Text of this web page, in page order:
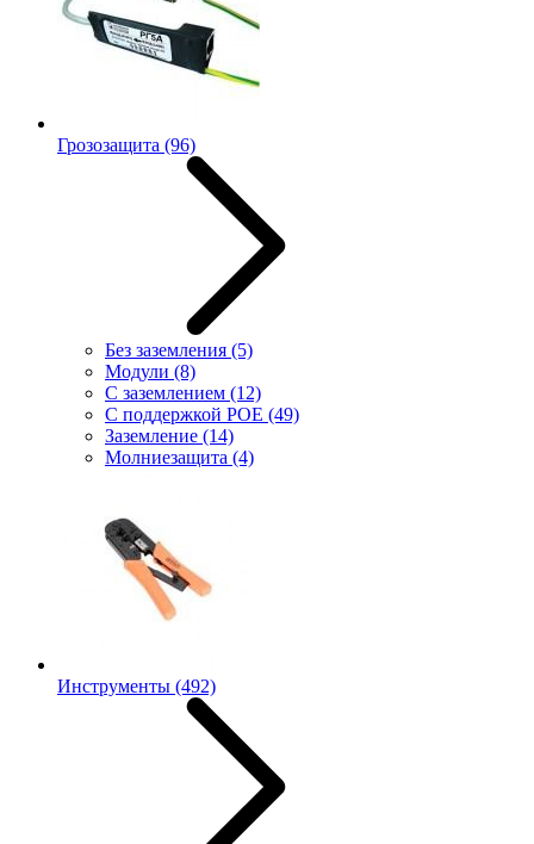
Грозозащита (96)
Без заземления (5)
Модули (8)
С заземлением (12)
С поддержкой POE (49)
Заземление (14)
Молниезащита (4)
Инструменты (492)